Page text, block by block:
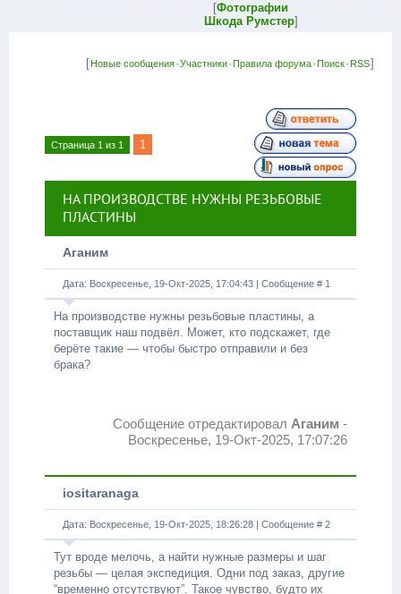
[Фотографии
Шкода Румстер]
[Новые сообщения·Участники·Правила форума·Поиск·RSS]
Страница 1 из 1 1
НА ПРОИЗВОДСТВЕ НУЖНЫ РЕЗЬБОВЫЕ
ПЛАСТИНЫ
Аганим
Дата: Воскресенье, 19-Окт-2025, 17:04:43 | Сообщение # 1
На производстве нужны резьбовые пластины, а
поставщик наш подвёл. Может, кто подскажет, где
берёте такие — чтобы быстро отправили и без
брака?
Сообщение отредактировал Аганим -
Воскресенье, 19-Окт-2025, 17:07:26
iositaranaga
Дата: Воскресенье, 19-Окт-2025, 18:26:28 | Сообщение # 2
Тут вроде мелочь, а найти нужные размеры и шаг
резьбы — целая экспедиция. Одни под заказ, другие
“временно отсутствуют”. Такое чувство, будто их